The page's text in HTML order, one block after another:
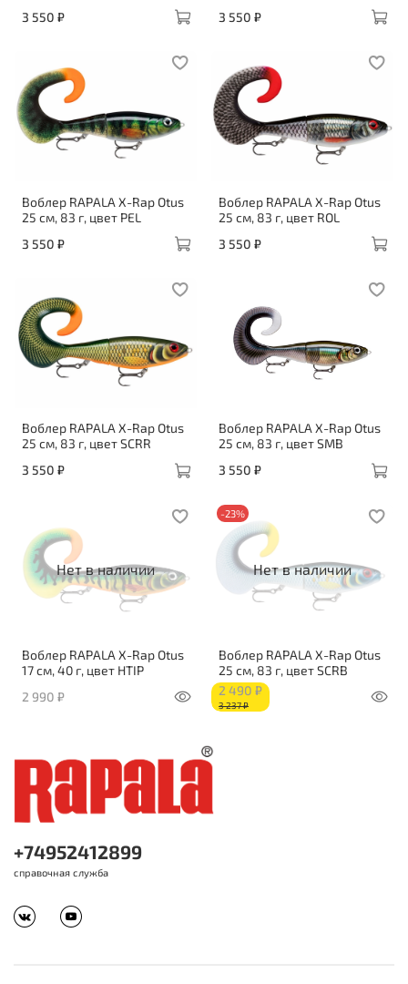
3 550 ₽
3 550 ₽
Воблер RAPALA X-Rap Otus
25 см, 83 г, цвет PEL
3 550 ₽
Воблер RAPALA X-Rap Otus
25 см, 83 г, цвет ROL
3 550 ₽
Воблер RAPALA X-Rap Otus
25 см, 83 г, цвет SCRR
3 550 ₽
Воблер RAPALA X-Rap Otus
25 см, 83 г, цвет SMB
3 550 ₽
Нет в наличии
Воблер RAPALA X-Rap Otus
17 см, 40 г, цвет HTIP
2 990 ₽
Нет в наличии
-23%
Воблер RAPALA X-Rap Otus
25 см, 83 г, цвет SCRB
2 490 ₽
3 237 ₽
+74952412899
справочная служба